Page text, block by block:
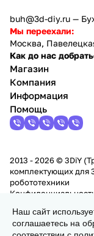
buh@3d-diy.ru —
Мы переехали:
Москва,
Как до нас
Магазин
Компания
Информация
Помощь
2013 - 2026 © 3DiY
комплектующих для
робототехники
Конфиденциальность
Наш сайт
соглашаетесь на